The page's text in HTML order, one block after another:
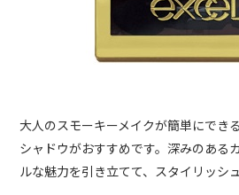
大人のスモーキーメイクが簡単にでき
シャドウがおすすめです。深みのある
ルな魅力を引き立てて、スタイリッシ